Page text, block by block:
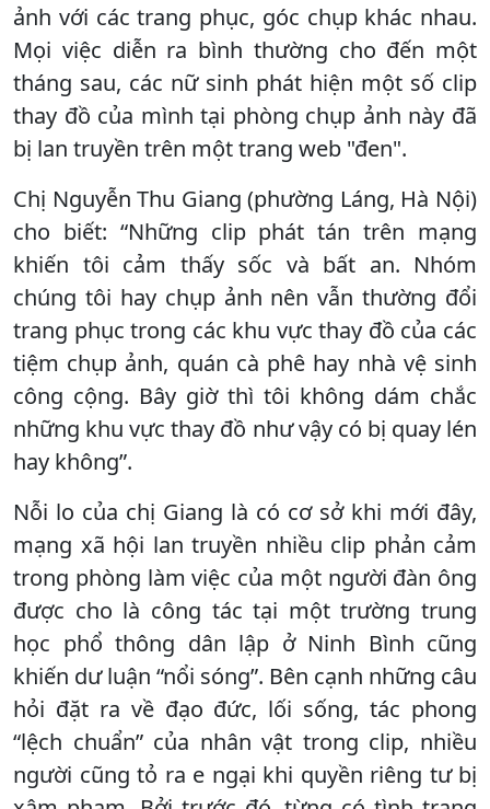
ảnh với các trang phục, góc chụp khác nhau.
Mọi việc diễn ra bình thường cho đến một
tháng sau, các nữ sinh phát hiện một số clip
thay đồ của mình tại phòng chụp ảnh này đã
bị lan truyền trên một trang web "đen".
Chị Nguyễn Thu Giang (phường Láng, Hà Nội)
cho biết: “Những clip phát tán trên mạng
khiến tôi cảm thấy sốc và bất an. Nhóm
chúng tôi hay chụp ảnh nên vẫn thường đổi
trang phục trong các khu vực thay đồ của các
tiệm chụp ảnh, quán cà phê hay nhà vệ sinh
công cộng. Bây giờ thì tôi không dám chắc
những khu vực thay đồ như vậy có bị quay lén
hay không”.
Nỗi lo của chị Giang là có cơ sở khi mới đây,
mạng xã hội lan truyền nhiều clip phản cảm
trong phòng làm việc của một người đàn ông
được cho là công tác tại một trường trung
học phổ thông dân lập ở Ninh Bình cũng
khiến dư luận “nổi sóng”. Bên cạnh những câu
hỏi đặt ra về đạo đức, lối sống, tác phong
“lệch chuẩn” của nhân vật trong clip, nhiều
người cũng tỏ ra e ngại khi quyền riêng tư bị